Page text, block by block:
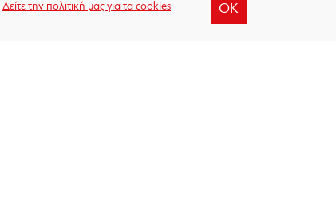
Δείτε την πολιτική μας για τα cookies
OK